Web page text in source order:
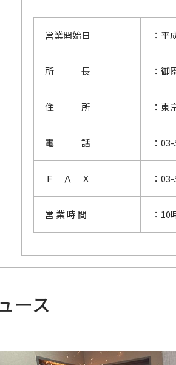
営業開始日 ：平
所 長 ：御
住 所 ：
電 話 ：
Ｆ Ａ Ｘ ：
営 業 時 間 ：
ース